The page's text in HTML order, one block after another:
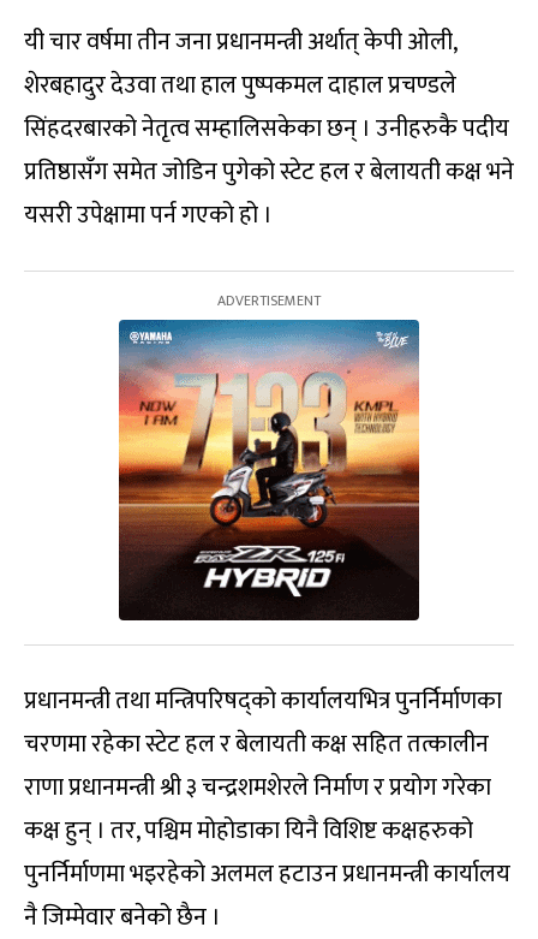
यी चार वर्षमा तीन जना प्रधानमन्त्री अर्थात् केपी ओली,
शेरबहादुर देउवा तथा हाल पुष्पकमल दाहाल प्रचण्डले
सिंहदरबारको नेतृत्व सम्हालिसकेका छन् । उनीहरुकै पदीय
प्रतिष्ठासँग समेत जोडिन पुगेको स्टेट हल र बेलायती कक्ष भने
यसरी उपेक्षामा पर्न गएको हो ।
प्रधानमन्त्री तथा मन्त्रिपरिषद्को कार्यालयभित्र पुनर्निर्माणका
चरणमा रहेका स्टेट हल र बेलायती कक्ष सहित तत्कालीन
राणा प्रधानमन्त्री श्री ३ चन्द्रशमशेरले निर्माण र प्रयोग गरेका
कक्ष हुन् । तर, पश्चिम मोहोडाका यिनै विशिष्ट कक्षहरुको
पुनर्निर्माणमा भइरहेको अलमल हटाउन प्रधानमन्त्री कार्यालय
नै जिम्मेवार बनेको छैन ।